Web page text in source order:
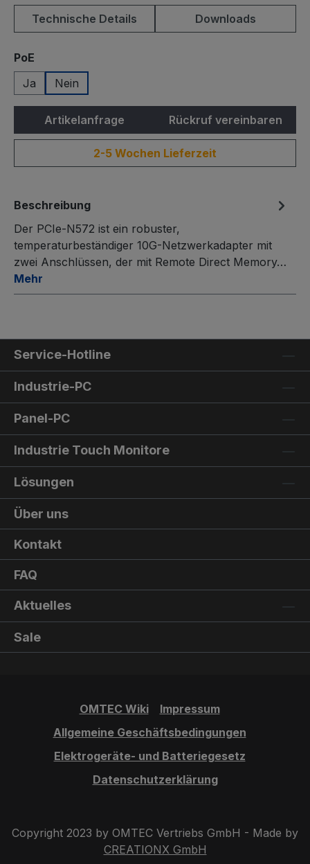
Technische Details Downloads
PoE
Ja
Nein
Artikelanfrage Rückruf vereinbaren
2-5 Wochen Lieferzeit
Beschreibung
Der PCIe-N572 ist ein robuster,
temperaturbeständiger 10G-Netzwerkadapter mit
zwei Anschlüssen, der mit Remote Direct Memory…
Mehr
Service-Hotline
Industrie-PC
Panel-PC
Industrie Touch Monitore
Lösungen
Über uns
Kontakt
FAQ
Aktuelles
Sale
OMTEC Wiki
Impressum
Allgemeine Geschäftsbedingungen
Elektrogeräte- und Batteriegesetz
Datenschutzerklärung
Copyright 2023 by OMTEC Vertriebs GmbH - Made by
CREATIONX GmbH